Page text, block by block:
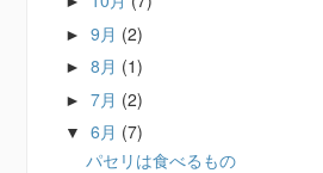
►9月 (2)
►8月 (1)
►7月 (2)
▼6月 (7)
パセリは食べるもの